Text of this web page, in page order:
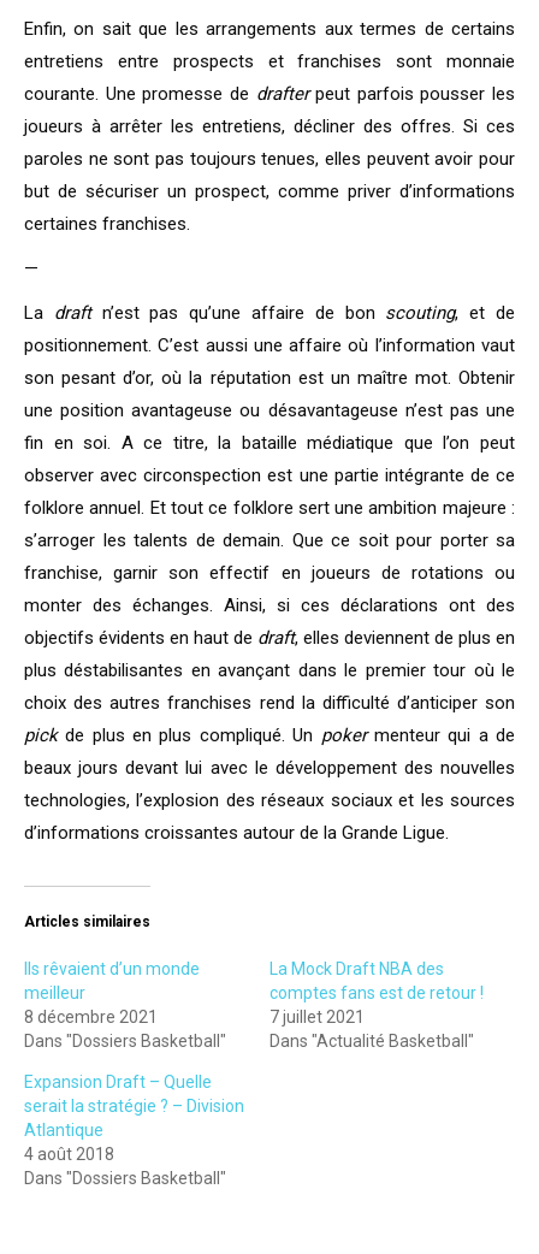
Enfin, on sait que les arrangements aux termes de certains
entretiens entre prospects et franchises sont monnaie
courante. Une promesse de drafterpeut parfois pousser les
joueurs à arrêter les entretiens, décliner des offres. Si ces
paroles ne sont pas toujours tenues, elles peuvent avoir pour
but de sécuriser un prospect, comme priver d’informations
certaines franchises.
—
La draftn’est pas qu’une affaire de bon scouting, et de
positionnement. C’est aussi une affaire où l’information vaut
son pesant d’or, où la réputation est un maître mot. Obtenir
une position avantageuse ou désavantageuse n’est pas une
fin en soi. A ce titre, la bataille médiatique que l’on peut
observer avec circonspection est une partie intégrante de ce
folklore annuel. Et tout ce folklore sert une ambition majeure :
s’arroger les talents de demain. Que ce soit pour porter sa
franchise, garnir son effectif en joueurs de rotations ou
monter des échanges. Ainsi, si ces déclarations ont des
objectifs évidents en haut de draft, elles deviennent de plus en
plus déstabilisantes en avançant dans le premier tour où le
choix des autres franchises rend la difficulté d’anticiper son
pickde plus en plus compliqué. Un pokermenteur qui a de
beaux jours devant lui avec le développement des nouvelles
technologies, l’explosion des réseaux sociaux et les sources
d’informations croissantes autour de la Grande Ligue.
Articles similaires
Ils rêvaient d’un monde
meilleur
8 décembre 2021
Dans "Dossiers Basketball"
La Mock Draft NBA des
comptes fans est de retour !
7 juillet 2021
Dans "Actualité Basketball"
Expansion Draft – Quelle
serait la stratégie ? – Division
Atlantique
4 août 2018
Dans "Dossiers Basketball"